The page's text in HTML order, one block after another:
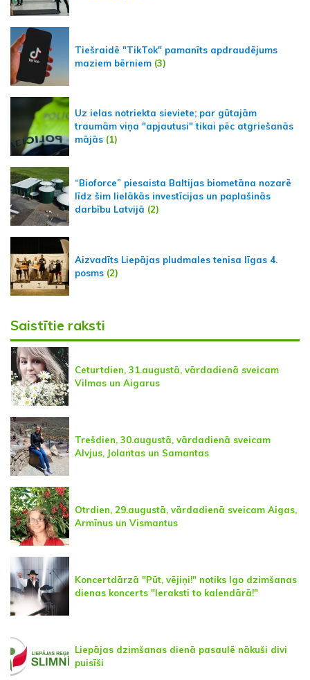
Tiešraidē "TikTok" pamanīts apdraudējums
maziem bērniem (3)
Uz ielas notriekta sieviete; par gūtajām
traumām viņa "apjautusi" tikai pēc atgriešanās
mājās (1)
“Bioforce” piesaista Baltijas biometāna nozarē
līdz šim lielākās investīcijas un paplašinās
darbību Latvijā (2)
Aizvadīts Liepājas pludmales tenisa līgas 4.
posms (2)
Saistītie raksti
Ceturtdien, 31.augustā, vārdadienā sveicam
Vilmas un Aigarus
Trešdien, 30.augustā, vārdadienā sveicam
Alvjus, Jolantas un Samantas
Otrdien, 29.augustā, vārdadienā sveicam Aigas,
Armīnus un Vismantus
Koncertdārzā "Pūt, vējiņi!" notiks Igo dzimšanas
dienas koncerts "Ieraksti to kalendārā!"
Liepājas dzimšanas dienā pasaulē nākuši divi
puisīši